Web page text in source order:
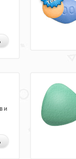
и